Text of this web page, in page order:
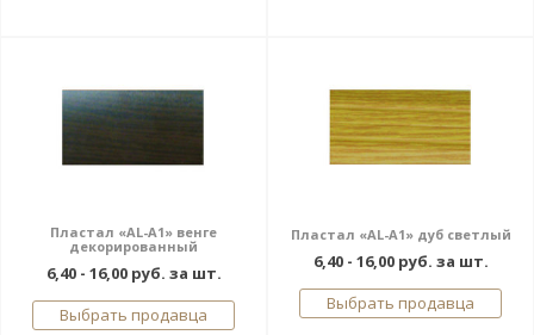
Пластал «AL-A1» венге
декорированный
6,40 - 16,00 руб. за шт.
Выбрать продавца
Пластал «AL-A1» дуб светлый
6,40 - 16,00 руб. за шт.
Выбрать продавца